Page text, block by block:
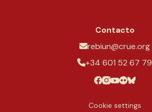
Contacto
rebiun@crue.org
+34 601 52 67 79
Cookie settings